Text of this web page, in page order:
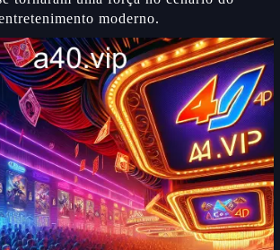
moderno.